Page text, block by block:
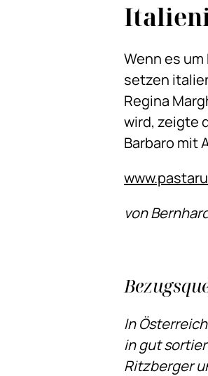
Wenn es
setzen
Regina
wird, zeigte
Barbaro mit
von
In
in gut
Ritzberger